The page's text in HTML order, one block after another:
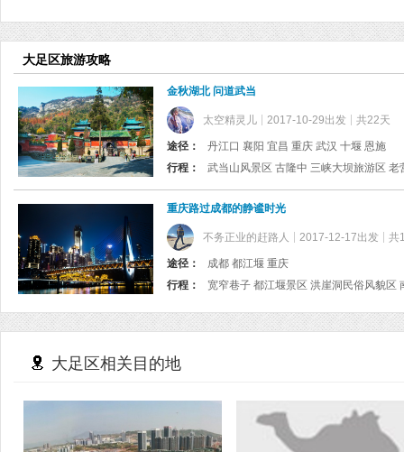
大足区旅游攻略
金秋湖北 问道武当
太空精灵儿 2017-10-29出发 共22天
途径：
丹江口 襄阳 宜昌 重庆 武汉 十堰 恩施
行程：
重庆路过成都的静谧时光
不务正业的赶路人 2017-12-17出发 共
途径：
成都 都江堰 重庆
行程：
大足区相关目的地